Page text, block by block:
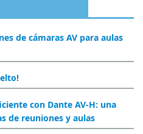
de cámaras AV para aulas
con Dante AV-H: una
de reuniones y aulas